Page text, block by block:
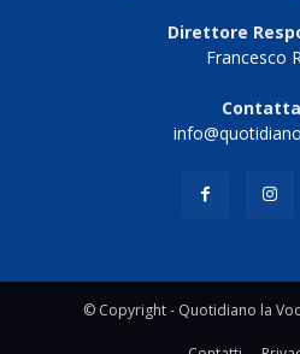
Direttore
Francesco
© Copyright - Quotidiano la